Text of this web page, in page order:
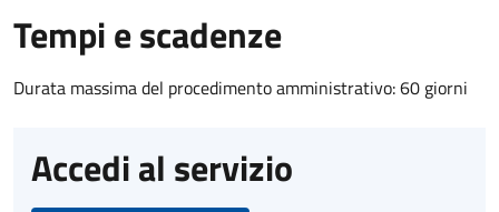
Tempi e scadenze
Durata massima del procedimento amministrativo: 60 giorni
Accedi al servizio